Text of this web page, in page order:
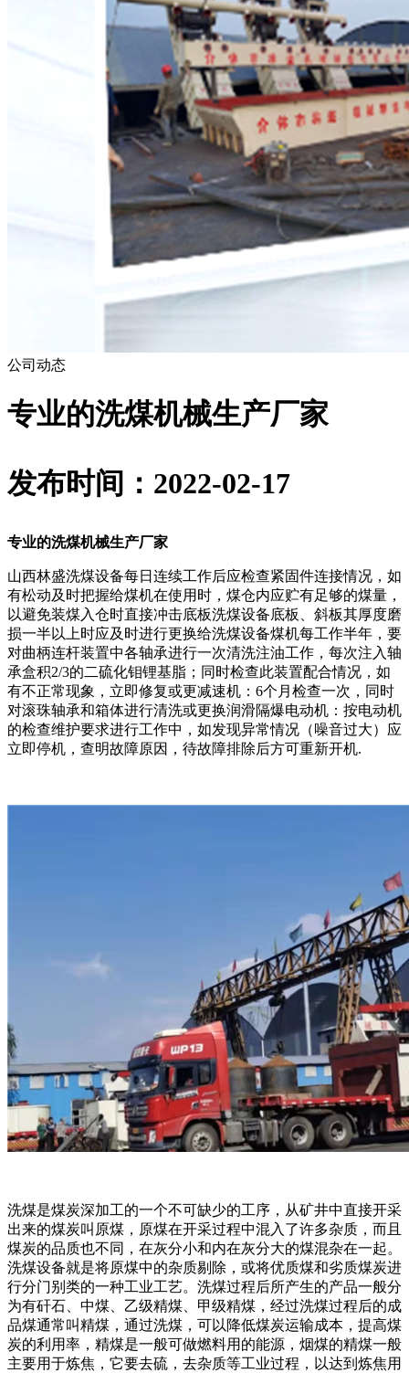
公司动态
专业的洗煤机械生产厂家
发布时间：2022-02-17
专业的洗煤机械生产厂家
山西林盛洗煤设备每日连续工作后应检查紧固件连接情况，如
有松动及时把握给煤机在使用时，煤仓内应贮有足够的煤量，
以避免装煤入仓时直接冲击底板洗煤设备底板、斜板其厚度磨
损一半以上时应及时进行更换给洗煤设备煤机每工作半年，要
对曲柄连杆装置中各轴承进行一次清洗注油工作，每次注入轴
承盒积2/3的二硫化钼锂基脂；同时检查此装置配合情况，如
有不正常现象，立即修复或更减速机：6个月检查一次，同时
对滚珠轴承和箱体进行清洗或更换润滑隔爆电动机：按电动机
的检查维护要求进行工作中，如发现异常情况（噪音过大）应
立即停机，查明故障原因，待故障排除后方可重新开机.
洗煤是煤炭深加工的一个不可缺少的工序，从矿井中直接开采
出来的煤炭叫原煤，原煤在开采过程中混入了许多杂质，而且
煤炭的品质也不同，在灰分小和内在灰分大的煤混杂在一起。
洗煤设备就是将原煤中的杂质剔除，或将优质煤和劣质煤炭进
行分门别类的一种工业工艺。洗煤过程后所产生的产品一般分
为有矸石、中煤、乙级精煤、甲级精煤，经过洗煤过程后的成
品煤通常叫精煤，通过洗煤，可以降低煤炭运输成本，提高煤
炭的利用率，精煤是一般可做燃料用的能源，烟煤的精煤一般
主要用于炼焦，它要去硫，去杂质等工业过程，以达到炼焦用